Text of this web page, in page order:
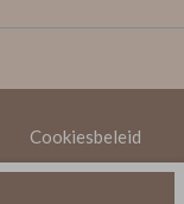
Cookiesbeleid